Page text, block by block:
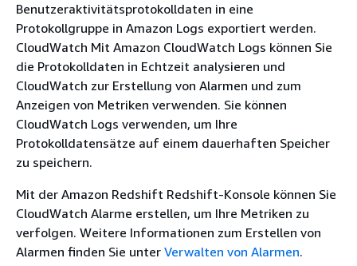
Benutzeraktivitätsprotokolldaten in eine
Protokollgruppe in Amazon Logs exportiert werden.
CloudWatch Mit Amazon CloudWatch Logs können Sie
die Protokolldaten in Echtzeit analysieren und
CloudWatch zur Erstellung von Alarmen und zum
Anzeigen von Metriken verwenden. Sie können
CloudWatch Logs verwenden, um Ihre
Protokolldatensätze auf einem dauerhaften Speicher
zu speichern.
Mit der Amazon Redshift Redshift-Konsole können Sie
CloudWatch Alarme erstellen, um Ihre Metriken zu
verfolgen. Weitere Informationen zum Erstellen von
Alarmen finden Sie unter Verwalten von Alarmen.